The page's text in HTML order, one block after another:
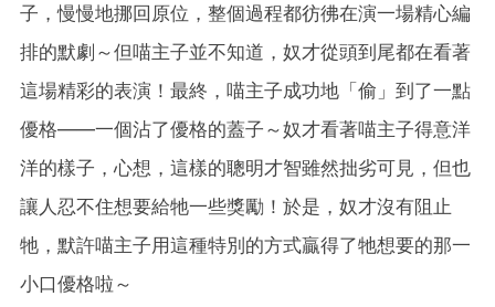
子，慢慢地挪回原位，整個過程都彷彿在演一場精心編
排的默劇～但喵主子並不知道，奴才從頭到尾都在看著
這場精彩的表演！最終，喵主子成功地「偷」到了一點
優格——一個沾了優格的蓋子～奴才看著喵主子得意洋
洋的樣子，心想，這樣的聰明才智雖然拙劣可見，但也
讓人忍不住想要給牠一些獎勵！於是，奴才沒有阻止
牠，默許喵主子用這種特別的方式贏得了牠想要的那一
小口優格啦～